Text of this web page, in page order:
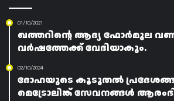
01/10/2021
ഖത്തറിന്റെ ആദ്യ ഫോർമുല
വർഷത്തേക്ക് വേദിയാകും.
02/10/2024
ദോഹയുടെ കൂടുതൽ
മെട്രോലിങ്ക് സേവനങ്ങൾ